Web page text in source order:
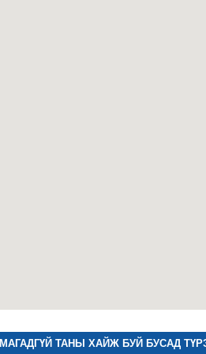
МАГАДГҮЙ ТАНЫ ХАЙЖ БУЙ БУСАД